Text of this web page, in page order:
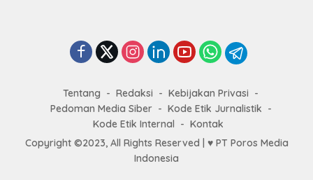
Tentang Redaksi
Kebijakan Privasi
Pedoman Media Siber
Kode Etik Jurnalistik
Kode Etik Internal
Kontak
Copyright ©2023, All Rights Reserved | ♥ PT Poros Media
Indonesia